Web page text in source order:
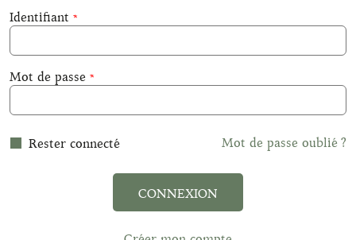
Identifiant
Mot de passe
Rester connecté Mot de passe oublié ?
CONNEXION